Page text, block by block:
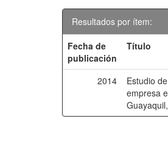
Resultados por ítem:
Fecha de
publicación
Título
2014
Estudio
empresa